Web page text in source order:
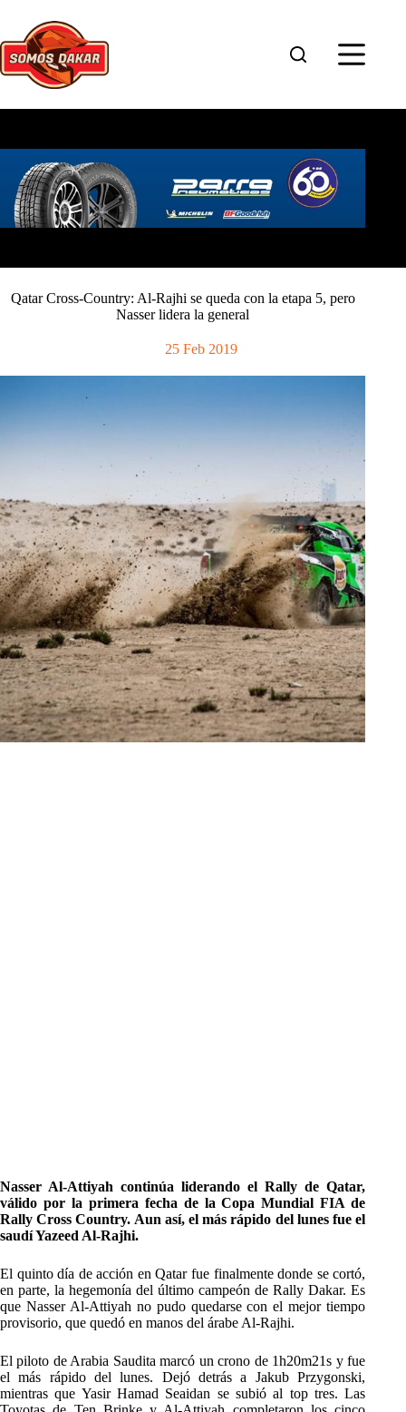
contenido
Qatar Cross-Country: Al-Rajhi se queda con la etapa 5, pero
Nasser lidera la general
25 Feb 2019
Nasser Al-Attiyah continúa liderando el Rally de Qatar,
válido por la primera fecha de la Copa Mundial FIA de
Rally Cross Country. Aun así, el más rápido del lunes fue el
saudí Yazeed Al-Rajhi.
El quinto día de acción en Qatar fue finalmente donde se cortó,
en parte, la hegemonía del último campeón de Rally Dakar. Es
que Nasser Al-Attiyah no pudo quedarse con el mejor tiempo
provisorio, que quedó en manos del árabe Al-Rajhi.
El piloto de Arabia Saudita marcó un crono de 1h20m21s y fue
el más rápido del lunes. Dejó detrás a Jakub Przygonski,
mientras que Yasir Hamad Seaidan se subió al top tres. Las